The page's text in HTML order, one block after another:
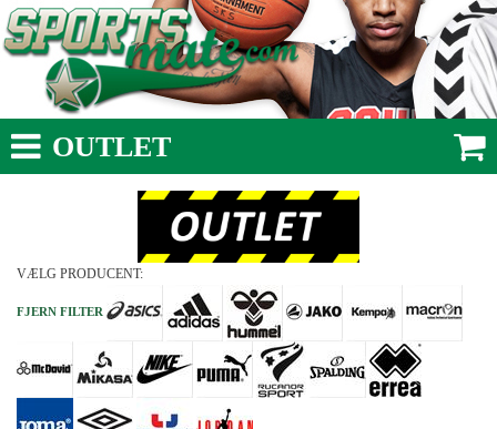
OUTLET
VÆLG PRODUCENT:
FJERN FILTER